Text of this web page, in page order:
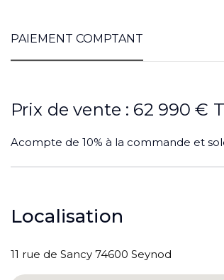
PAIEMENT COMPTANT
Prix de vente : 62 990 €
Acompte de 10% à la commande et
Localisation
11 rue de Sancy 74600 Seynod